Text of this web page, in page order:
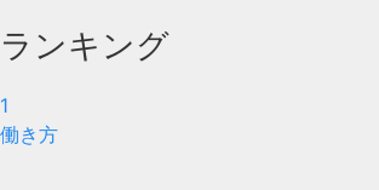
ランキング
1
働き方